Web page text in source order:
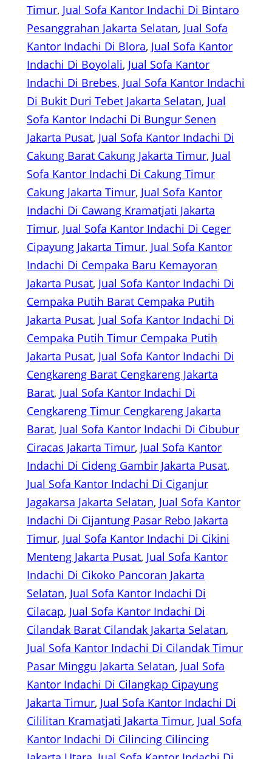
Timur, Jual Sofa Kantor Indachi Di Bintaro
Pesanggrahan Jakarta Selatan, Jual Sofa
Kantor Indachi Di Blora, Jual Sofa Kantor
Indachi Di Boyolali, Jual Sofa Kantor
Indachi Di Brebes, Jual Sofa Kantor Indachi
Di Bukit Duri Tebet Jakarta Selatan, Jual
Sofa Kantor Indachi Di Bungur Senen
Jakarta Pusat, Jual Sofa Kantor Indachi Di
Cakung Barat Cakung Jakarta Timur, Jual
Sofa Kantor Indachi Di Cakung Timur
Cakung Jakarta Timur, Jual Sofa Kantor
Indachi Di Cawang Kramatjati Jakarta
Timur, Jual Sofa Kantor Indachi Di Ceger
Cipayung Jakarta Timur, Jual Sofa Kantor
Indachi Di Cempaka Baru Kemayoran
Jakarta Pusat, Jual Sofa Kantor Indachi Di
Cempaka Putih Barat Cempaka Putih
Jakarta Pusat, Jual Sofa Kantor Indachi Di
Cempaka Putih Timur Cempaka Putih
Jakarta Pusat, Jual Sofa Kantor Indachi Di
Cengkareng Barat Cengkareng Jakarta
Barat, Jual Sofa Kantor Indachi Di
Cengkareng Timur Cengkareng Jakarta
Barat, Jual Sofa Kantor Indachi Di Cibubur
Ciracas Jakarta Timur, Jual Sofa Kantor
Indachi Di Cideng Gambir Jakarta Pusat
Jual Sofa Kantor Indachi Di Ciganjur
Jagakarsa Jakarta Selatan, Jual Sofa Kantor
Indachi Di Cijantung Pasar Rebo Jakarta
Timur, Jual Sofa Kantor Indachi Di Cikini
Menteng Jakarta Pusat, Jual Sofa Kantor
Indachi Di Cikoko Pancoran Jakarta
Selatan, Jual Sofa Kantor Indachi Di
Cilacap, Jual Sofa Kantor Indachi Di
Cilandak Barat Cilandak Jakarta Selatan
Jual Sofa Kantor Indachi Di Cilandak Timur
Pasar Minggu Jakarta Selatan, Jual Sofa
Kantor Indachi Di Cilangkap Cipayung
Jakarta Timur, Jual Sofa Kantor Indachi Di
Cililitan Kramatjati Jakarta Timur, Jual Sofa
Kantor Indachi Di Cilincing Cilincing